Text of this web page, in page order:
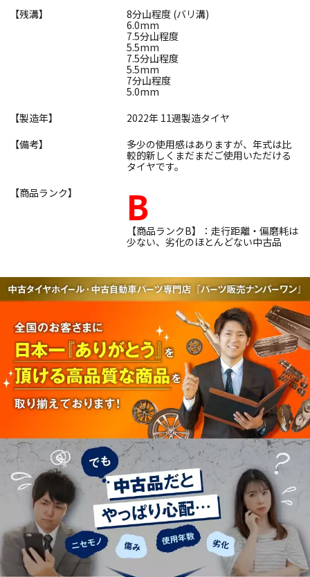
【残溝】
8分山程度 (バリ溝)
6.0mm
7.5分山程度
5.5mm
7.5分山程度
5.5mm
7分山程度
5.0mm
【製造年】
2022年 11週製造タイヤ
【備考】
多少の使用感はありますが、年式は比
較的新しくまだまだご使用いただける
タイヤです。
【商品ランク】
B
【商品ランクB】：走行距離・偏磨耗は
少ない、劣化のほとんどない中古品